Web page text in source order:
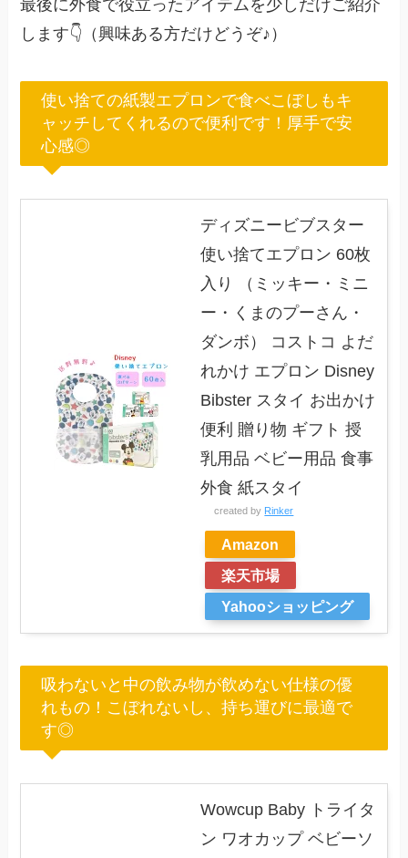
最後に外食で役立ったアイテムを少しだけご紹介
します👇（興味ある方だけどうぞ♪）
使い捨ての紙製エプロンで食べこぼしもキ
ャッチしてくれるので便利です！厚手で安
心感◎
ディズニービブスター
使い捨てエプロン 60枚
入り （ミッキー・ミニ
ー・くまのプーさん・
ダンボ） コストコ よだ
れかけ エプロン Disney
Bibster スタイ お出かけ
便利 贈り物 ギフト 授
乳用品 ベビー用品 食事
外食 紙スタイ
created by Rinker
Amazon
楽天市場
Yahooショッピング
吸わないと中の飲み物が飲めない仕様の優
れもの！こぼれないし、持ち運びに最適で
す◎
Wowcup Baby トライタ
ン ワオカップ ベビーソ